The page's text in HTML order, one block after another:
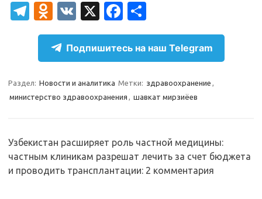
T
el
gr
a
m
O
d
n
o
kl
as
ik
i
V
K
X
Fa
c
e
b
o
o
т
п
р
а
в
т
ь
Подпишитесь на наш Telegram
Раздел: Новости и аналитика Метки: здравоохранение ,
министерство здравоохранения , шавкат мирзиёев
Узбекистан расширяет роль частной медицины:
частным клиникам разрешат лечить за счет бюджета
и проводить трансплантации: 2 комментария